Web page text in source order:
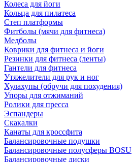
Колеса для йоги
Кольца для пилатеса
Степ платформы
Фитболы (мячи для фитнеса)
Медболы
Коврики для фитнеса и йоги
Резинки для фитнеса (ленты)
Гантели для фитнеса
Утяжелители для рук и ног
Хулахупы (обручи для похудения)
Упоры для отжиманий
Ролики для пресса
Эспандеры
Скакалки
Канаты для кроссфита
Балансировочные подушки
Балансировочные полусферы BOSU
Балансировочные диски